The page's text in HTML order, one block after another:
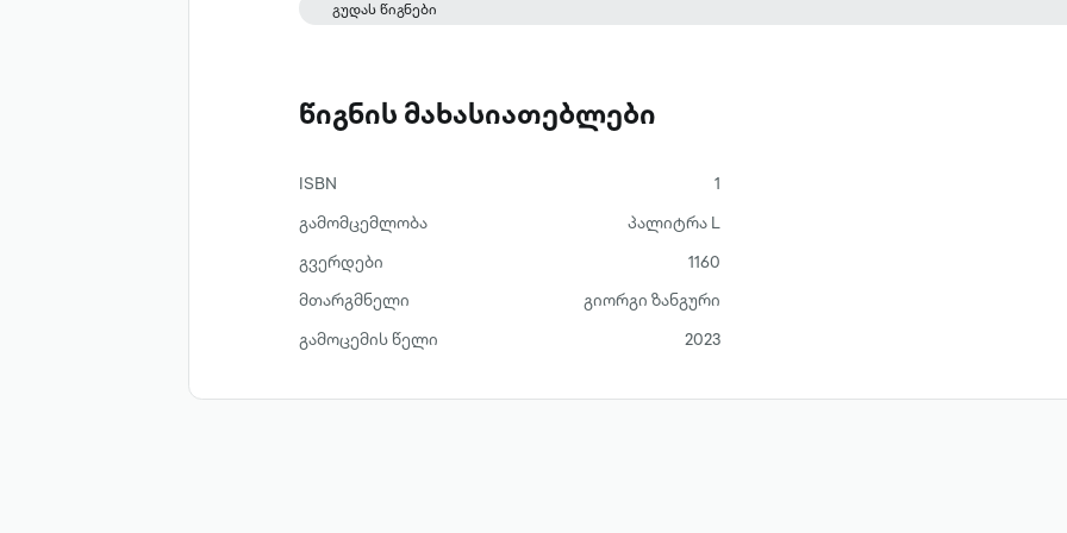
გუდას წიგნები
წიგნის მახასიათებლები
ISBN
1
გამომცემლობა
პალიტრა L
გვერდები
1160
მთარგმნელი
გიორგი ზანგური
გამოცემის წელი
2023